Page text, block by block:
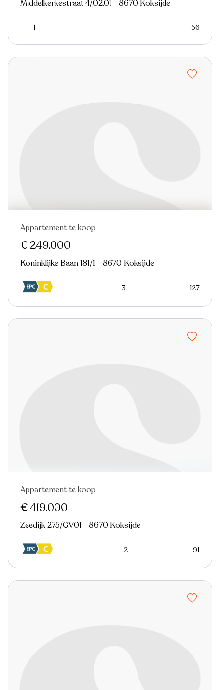
Middelkerkestraat 4/02.01 - 8670 Koksijde
1 56
Nieuw
Appartement te koop
€ 249.000
Koninklijke Baan 181/1 - 8670 Koksijde
3 127
Nieuw
Appartement te koop
€ 419.000
Zeedijk 275/GV01 - 8670 Koksijde
2 91